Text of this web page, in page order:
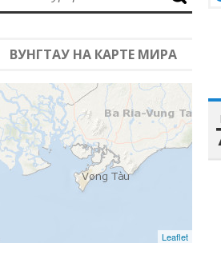
ВУНГТАУ НА КАРТЕ МИРА
Leaflet